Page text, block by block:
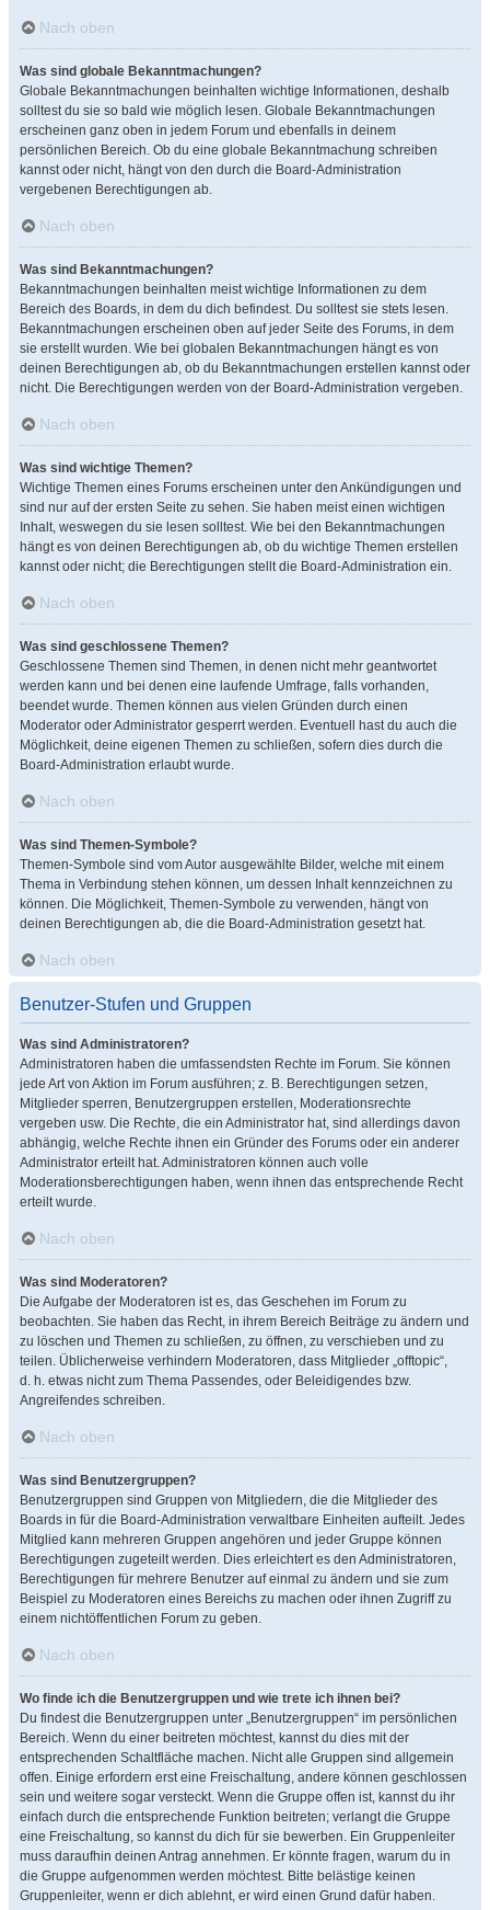
Nach oben
Was sind globale Bekanntmachungen?
Globale Bekanntmachungen beinhalten wichtige Informationen, deshalb
solltest du sie so bald wie möglich lesen. Globale Bekanntmachungen
erscheinen ganz oben in jedem Forum und ebenfalls in deinem
persönlichen Bereich. Ob du eine globale Bekanntmachung schreiben
kannst oder nicht, hängt von den durch die Board-Administration
vergebenen Berechtigungen ab.
Nach oben
Was sind Bekanntmachungen?
Bekanntmachungen beinhalten meist wichtige Informationen zu dem
Bereich des Boards, in dem du dich befindest. Du solltest sie stets lesen.
Bekanntmachungen erscheinen oben auf jeder Seite des Forums, in dem
sie erstellt wurden. Wie bei globalen Bekanntmachungen hängt es von
deinen Berechtigungen ab, ob du Bekanntmachungen erstellen kannst oder
nicht. Die Berechtigungen werden von der Board-Administration vergeben.
Nach oben
Was sind wichtige Themen?
Wichtige Themen eines Forums erscheinen unter den Ankündigungen und
sind nur auf der ersten Seite zu sehen. Sie haben meist einen wichtigen
Inhalt, weswegen du sie lesen solltest. Wie bei den Bekanntmachungen
hängt es von deinen Berechtigungen ab, ob du wichtige Themen erstellen
kannst oder nicht; die Berechtigungen stellt die Board-Administration ein.
Nach oben
Was sind geschlossene Themen?
Geschlossene Themen sind Themen, in denen nicht mehr geantwortet
werden kann und bei denen eine laufende Umfrage, falls vorhanden,
beendet wurde. Themen können aus vielen Gründen durch einen
Moderator oder Administrator gesperrt werden. Eventuell hast du auch die
Möglichkeit, deine eigenen Themen zu schließen, sofern dies durch die
Board-Administration erlaubt wurde.
Nach oben
Was sind Themen-Symbole?
Themen-Symbole sind vom Autor ausgewählte Bilder, welche mit einem
Thema in Verbindung stehen können, um dessen Inhalt kennzeichnen zu
können. Die Möglichkeit, Themen-Symbole zu verwenden, hängt von
deinen Berechtigungen ab, die die Board-Administration gesetzt hat.
Nach oben
Benutzer-Stufen und Gruppen
Was sind Administratoren?
Administratoren haben die umfassendsten Rechte im Forum. Sie können
jede Art von Aktion im Forum ausführen; z. B. Berechtigungen setzen,
Mitglieder sperren, Benutzergruppen erstellen, Moderationsrechte
vergeben usw. Die Rechte, die ein Administrator hat, sind allerdings davon
abhängig, welche Rechte ihnen ein Gründer des Forums oder ein anderer
Administrator erteilt hat. Administratoren können auch volle
Moderationsberechtigungen haben, wenn ihnen das entsprechende Recht
erteilt wurde.
Nach oben
Was sind Moderatoren?
Die Aufgabe der Moderatoren ist es, das Geschehen im Forum zu
beobachten. Sie haben das Recht, in ihrem Bereich Beiträge zu ändern und
zu löschen und Themen zu schließen, zu öffnen, zu verschieben und zu
teilen. Üblicherweise verhindern Moderatoren, dass Mitglieder „offtopic“,
d. h. etwas nicht zum Thema Passendes, oder Beleidigendes bzw.
Angreifendes schreiben.
Nach oben
Was sind Benutzergruppen?
Benutzergruppen sind Gruppen von Mitgliedern, die die Mitglieder des
Boards in für die Board-Administration verwaltbare Einheiten aufteilt. Jedes
Mitglied kann mehreren Gruppen angehören und jeder Gruppe können
Berechtigungen zugeteilt werden. Dies erleichtert es den Administratoren,
Berechtigungen für mehrere Benutzer auf einmal zu ändern und sie zum
Beispiel zu Moderatoren eines Bereichs zu machen oder ihnen Zugriff zu
einem nichtöffentlichen Forum zu geben.
Nach oben
Wo finde ich die Benutzergruppen und wie trete ich ihnen bei?
Du findest die Benutzergruppen unter „Benutzergruppen“ im persönlichen
Bereich. Wenn du einer beitreten möchtest, kannst du dies mit der
entsprechenden Schaltfläche machen. Nicht alle Gruppen sind allgemein
offen. Einige erfordern erst eine Freischaltung, andere können geschlossen
sein und weitere sogar versteckt. Wenn die Gruppe offen ist, kannst du ihr
einfach durch die entsprechende Funktion beitreten; verlangt die Gruppe
eine Freischaltung, so kannst du dich für sie bewerben. Ein Gruppenleiter
muss daraufhin deinen Antrag annehmen. Er könnte fragen, warum du in
die Gruppe aufgenommen werden möchtest. Bitte belästige keinen
Gruppenleiter, wenn er dich ablehnt, er wird einen Grund dafür haben.